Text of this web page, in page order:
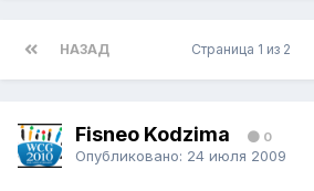
НАЗАД Страница 1 из 2
Fisneo Kodzima 0
Опубликовано: 24 июля 2009